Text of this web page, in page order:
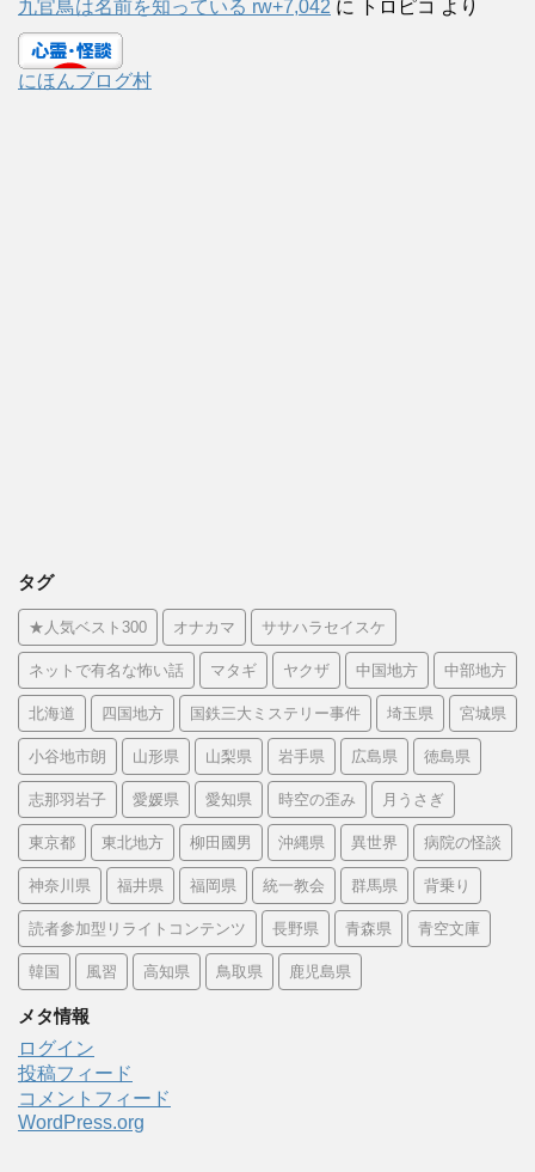
九官鳥は名前を知っている rw+7,042 に トロピコ より
にほんブログ村
タグ
★人気ベスト300 オナカマ ササハラセイスケ
ネットで有名な怖い話 マタギ ヤクザ 中国地方 中部地方
北海道 四国地方 国鉄三大ミステリー事件 埼玉県 宮城県
小谷地市朗 山形県 山梨県 岩手県 広島県 徳島県
志那羽岩子 愛媛県 愛知県 時空の歪み 月うさぎ
東京都 東北地方 柳田國男 沖縄県 異世界 病院の怪談
神奈川県 福井県 福岡県 統一教会 群馬県 背乗り
読者参加型リライトコンテンツ 長野県 青森県 青空文庫
韓国 風習 高知県 鳥取県 鹿児島県
メタ情報
ログイン
投稿フィード
コメントフィード
WordPress.org